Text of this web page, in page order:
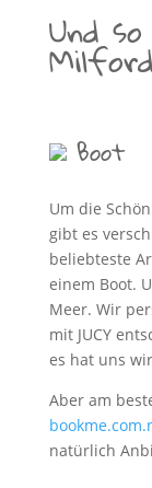
Und
Boot
Um die
gibt es
beliebteste
einem Boot.
Meer. Wir
mit JUCY
es hat uns
Aber am
natürlich